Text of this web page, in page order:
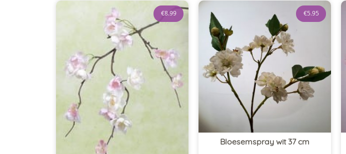
€8.99
Bloesemspray wit 37 cm
€5.95